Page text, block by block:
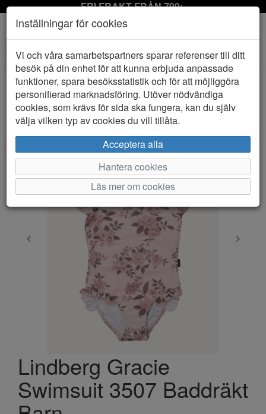
FRI FRAKT FRÅN 799:-
Toggle
navigation
HEM LINDBERG
Lindberg Gracie
Swimsuit 3507 Baddräkt
Inställningar för cookies
Vi och våra samarbetspartners sparar referenser till ditt
besök på din enhet för att kunna erbjuda anpassade
funktioner, spara besöksstatistik och för att möjliggöra
personifierad marknadsföring. Utöver nödvändiga
cookies, som krävs för sida ska fungera, kan du själv
välja vilken typ av cookies du vill tillåta.
Acceptera alla
Hantera cookies
Läs mer om cookies